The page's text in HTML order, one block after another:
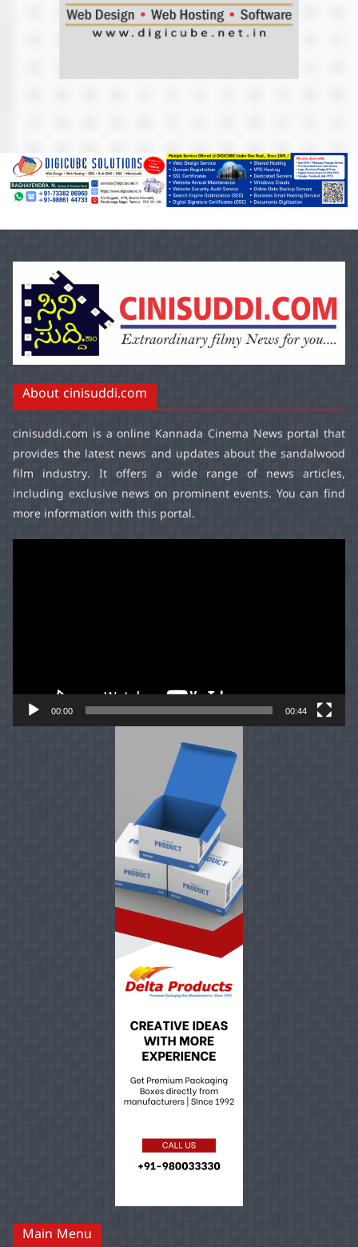
About cinisuddi.com
cinisuddi.com is a online Kannada Cinema News portal that
provides the latest news and updates about the sandalwood
film industry. It offers a wide range of news articles,
including exclusive news on prominent events. You can find
more information with this portal.
00:00 00:44
Main Menu